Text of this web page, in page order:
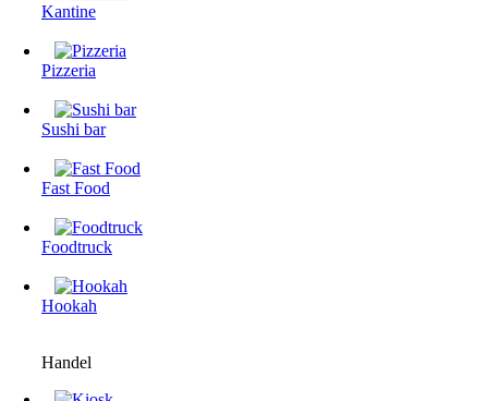
Kantine
Pizzeria
Sushi bar
Fast Food
Foodtruck
Hookah
Handel